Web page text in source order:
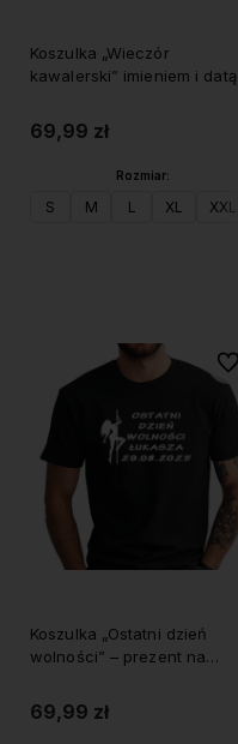
Koszulka „Wieczór
kawalerski” imieniem i datą
69,99 zł
Rozmiar:
S M L XL XXL
Koszulka „Ostatni dzień
wolności” – prezent na
imieniem i datą
69,99 zł